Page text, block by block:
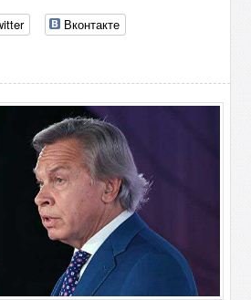
Вконтакте